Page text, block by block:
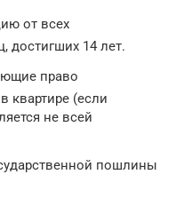
от всех
достигших 14 лет.
право
квартире (если
не всей
пошлины